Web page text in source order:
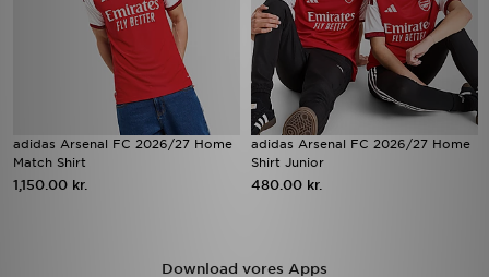
adidas Arsenal FC 2026/27 Home
Match Shirt
1,150.00 kr.
adidas Arsenal FC 2026/27 Home
Shirt Junior
480.00 kr.
Download vores Apps